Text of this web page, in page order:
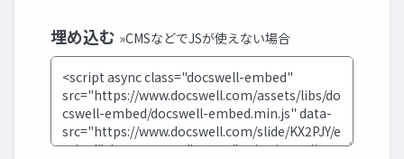
埋め込む »CMSなどでJSが使えない場合